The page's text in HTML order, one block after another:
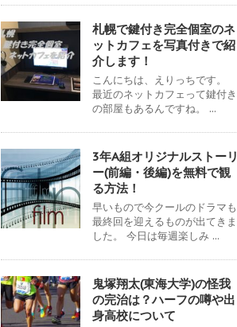
札幌で鍵付き完全個室のネ
ットカフェを写真付きで紹
介します！
こんにちは、えりっちです。
最近のネットカフェって鍵付き
の部屋もあるんですね。 ...
3年A組オリジナルストーリ
ー(前編・後編)を無料で観
る方法！
早いもので今クールのドラマも
最終回を迎えるものが出てきま
した。 今日は毎週楽しみ ...
鬼塚翔太(東海大学)の怪我
の完治は？ハーフの噂や出
身高校について